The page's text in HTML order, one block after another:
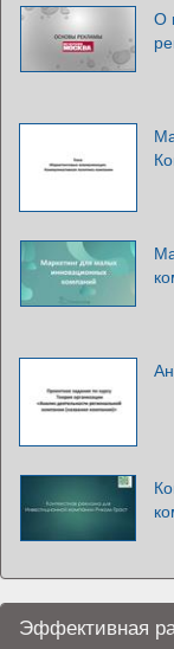
О
Эффективная